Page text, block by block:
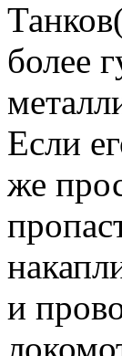
более
Если
же
и